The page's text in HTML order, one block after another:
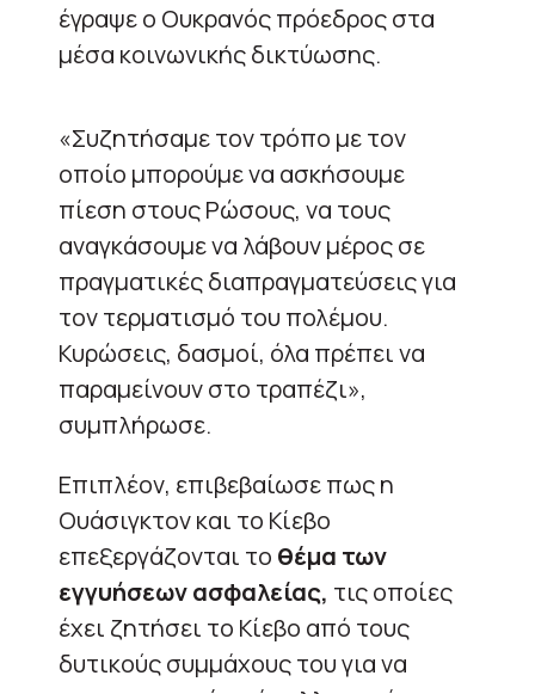
έγραψε ο Ουκρανός πρόεδρος στα
μέσα κοινωνικής δικτύωσης.
«Συζητήσαμε τον τρόπο με τον
οποίο μπορούμε να ασκήσουμε
πίεση στους Ρώσους, να τους
αναγκάσουμε να λάβουν μέρος σε
πραγματικές διαπραγματεύσεις για
τον τερματισμό του πολέμου.
Κυρώσεις, δασμοί, όλα πρέπει να
παραμείνουν στο τραπέζι»,
συμπλήρωσε.
Επιπλέον, επιβεβαίωσε πως η
Ουάσιγκτον και το Κίεβο
επεξεργάζονται το θέμα των
εγγυήσεων ασφαλείας, τις οποίες
έχει ζητήσει το Κίεβο από τους
δυτικούς συμμάχους του για να